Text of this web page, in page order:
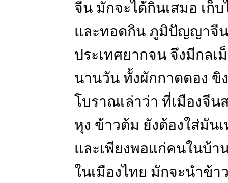
จีน มักจะได้กินเสมอ เก็
และทอดกิน ภูมิปัญญาจีน
ประเทศยากจน จึงมีกล
นานวัน ทั้งผักกาดดอง ขิ
โบราณเล่าว่า ที่เมืองจี
หุง ข้าวต้ม ยังต้องใส่มัน
และเพียงพอแก่คนในบ้
ในเมืองไทย มักจะนำข้